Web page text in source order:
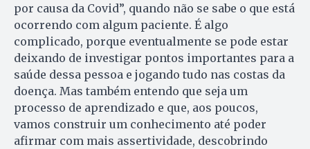
por causa da Covid”, quando não se sabe o que está
ocorrendo com algum paciente. É algo
complicado, porque eventualmente se pode estar
deixando de investigar pontos importantes para a
saúde dessa pessoa e jogando tudo nas costas da
doença. Mas também entendo que seja um
processo de aprendizado e que, aos poucos,
vamos construir um conhecimento até poder
afirmar com mais assertividade, descobrindo